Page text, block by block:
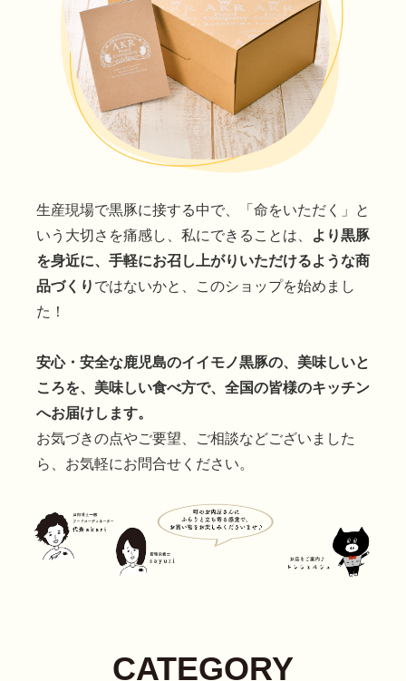
生産現場で黒豚に接する中で、「命をいただく」と
いう大切さを痛感し、私にできることは、
より黒豚
を身近に、手軽にお召し上がりいただけるような商
品づくり ではないかと、このショップを始めまし
た！
安心・安全な鹿児島のイイモノ黒豚の、美味しいと
ころを、美味しい食べ方で、全国の皆様のキッチン
へお届けします。
お気づきの点やご要望、ご相談などございました
ら、お気軽にお問合せください。
CATEGORY